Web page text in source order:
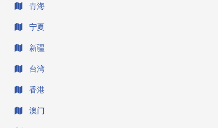
青海
宁夏
新疆
台湾
香港
澳门